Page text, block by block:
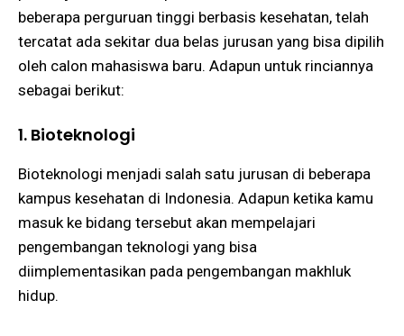
beberapa perguruan tinggi berbasis kesehatan, telah
tercatat ada sekitar dua belas jurusan yang bisa dipilih
oleh calon mahasiswa baru. Adapun untuk rinciannya
sebagai berikut:
1. Bioteknologi
Bioteknologi menjadi salah satu jurusan di beberapa
kampus kesehatan di Indonesia. Adapun ketika kamu
masuk ke bidang tersebut akan mempelajari
pengembangan teknologi yang bisa
diimplementasikan pada pengembangan makhluk
hidup.